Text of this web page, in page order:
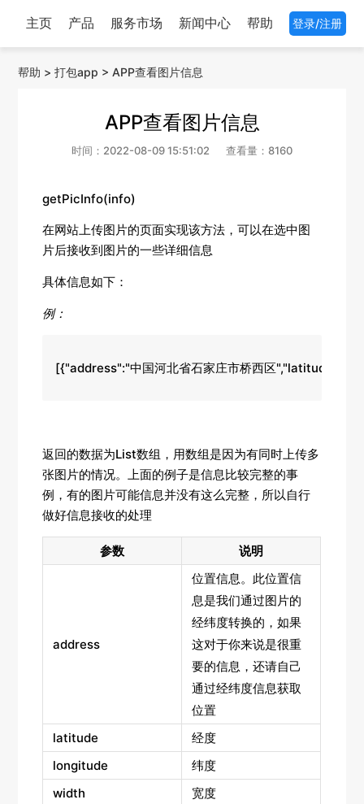
主页 产品 服务市场 新闻中心 帮助 登录/注册
帮助 >打包app >APP查看图片信息
APP查看图片信息
时间：2022-08-09 15:51:02 查看量：8160
getPicInfo(info)
在网站上传图片的页面实现该方法，可以在选中图
片后接收到图片的一些详细信息
具体信息如下：
例：
[{"address":"中国河北省石家庄市桥西区
返回的数据为List数组，用数组是因为有同时上传多
张图片的情况。上面的例子是信息比较完整的事
例，有的图片可能信息并没有这么完整，所以自行
做好信息接收的处理
参数 说明
address
位置信息。此位置信
息是我们通过图片的
经纬度转换的，如果
这对于你来说是很重
要的信息，还请自己
通过经纬度信息获取
位置
latitude
经度
longitude
纬度
width
宽度